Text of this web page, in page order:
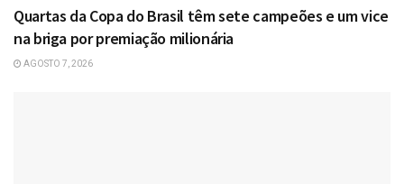
Quartas da Copa do Brasil têm sete campeões e um vice
na briga por premiação milionária
AGOSTO 7, 2026